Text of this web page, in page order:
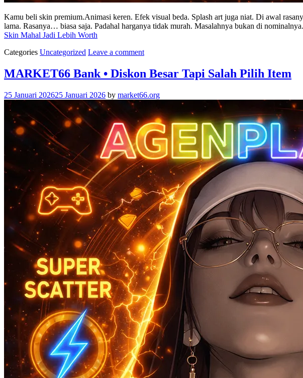
Kamu beli skin premium.Animasi keren. Efek visual beda. Splash art juga niat. Di awal
lama. Rasanya… biasa saja. Padahal harganya tidak murah. Masalahnya bukan di
Skin Mahal Jadi Lebih Worth
Categories Uncategorized Leave a comment
MARKET66 Bank • Diskon Besar Tapi Salah Pilih Item
25 Januari 202625 Januari 2026 by market66.org